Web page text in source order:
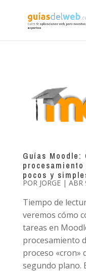
Guías
pocos y
POR JORGE| ABR
Tiempo de
veremos cómo
tareas en
procesamiento
proceso «cron»
segundo plano.